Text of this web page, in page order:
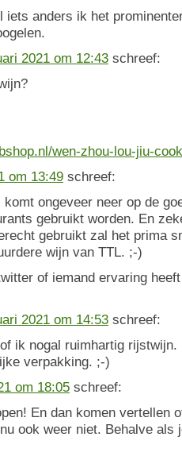
iets anders ik het
2021 om 12:43 schreef:
wen-zhou-lou-jiu-
om 13:49 schreef:
ongeveer neer op de
gebruikt worden. En
gebruikt zal het prima
wijn van TTL. ;-)
of iemand ervaring
2021 om 14:53 schreef:
ik nogal ruimhartig rijstwijn.
verpakking. ;-)
om 18:05 schreef:
En dan komen vertellen
ook weer niet. Behalve als